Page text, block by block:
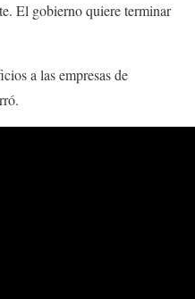
El gobierno quiere terminar
a las empresas de